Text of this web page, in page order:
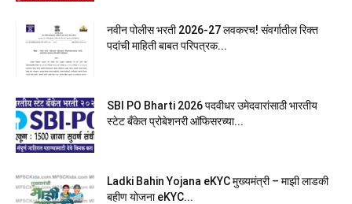
नवीन पोलीस भरती 2026-27 लवकरच! संवर्गातील रिक्त
पदांची माहिती बाबत परिपत्रक...
SBI PO Bharti 2026 पदवीधर उमेदवारांसाठी भारतीय
स्टेट बँकेत प्रोबेशनरी आ‍ॅफिसरच्या...
Ladki Bahin Yojana eKYC मुख्यमंत्री – माझी लाडकी
बहीण योजना eKYC...